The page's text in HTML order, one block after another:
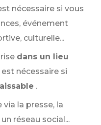
nécessaire si vous
événement
culturelle...
dans un lieu
nécessaire si
.
la presse, la
réseau social...